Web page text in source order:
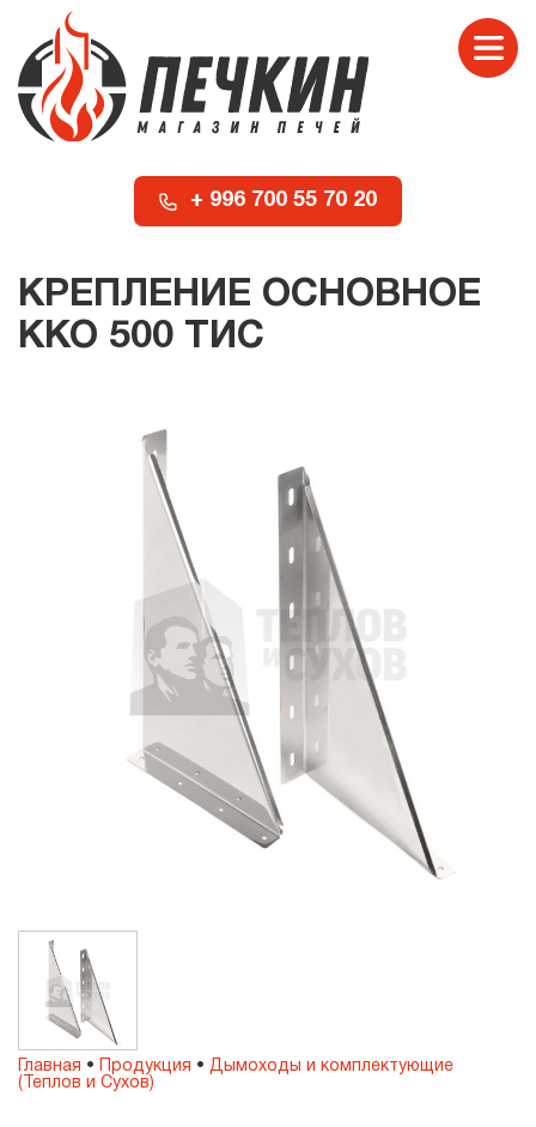
+ 996 700 55 70 20
КРЕПЛЕНИЕ ОСНОВНОЕ
ККО 500 ТИС
Главная • Продукция • Дымоходы и комплектующие
(Теплов и Сухов)